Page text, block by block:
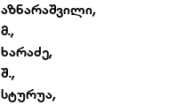
აზნარაშვილი,
მ.,
ხარაძე,
შ.,
სტურუა,